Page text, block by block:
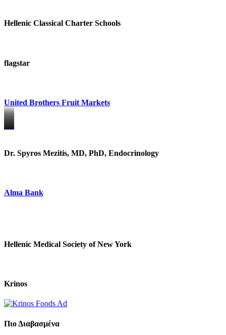
Hellenic Classical Charter Schools
flagstar
United Brothers Fruit Markets
https://www.unitedbrothersfruitmarkets.com/
https://www.unitedbrothersfruitmarkets.com/
Dr. Spyros Mezitis, MD, PhD, Endocrinology
Alma Bank
Hellenic Medical Society of New York
Krinos
Πιο Διαβασμένα